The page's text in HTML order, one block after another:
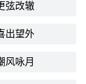
弦改辙
出望外
风咏月